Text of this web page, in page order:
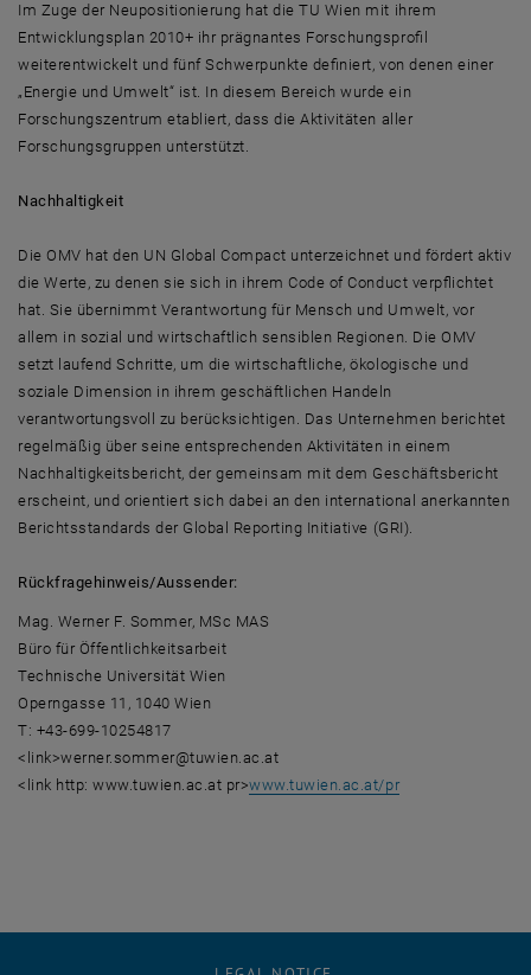
Im Zuge der Neupositionierung hat die TU Wien mit ihrem
Entwicklungsplan 2010+ ihr prägnantes Forschungsprofil
weiterentwickelt und fünf Schwerpunkte definiert, von denen einer
„Energie und Umwelt“ ist. In diesem Bereich wurde ein
Forschungszentrum etabliert, dass die Aktivitäten aller
Forschungsgruppen unterstützt.
Nachhaltigkeit
Die OMV hat den UN Global Compact unterzeichnet und fördert aktiv
die Werte, zu denen sie sich in ihrem Code of Conduct verpflichtet
hat. Sie übernimmt Verantwortung für Mensch und Umwelt, vor
allem in sozial und wirtschaftlich sensiblen Regionen. Die OMV
setzt laufend Schritte, um die wirtschaftliche, ökologische und
soziale Dimension in ihrem geschäftlichen Handeln
verantwortungsvoll zu berücksichtigen. Das Unternehmen berichtet
regelmäßig über seine entsprechenden Aktivitäten in einem
Nachhaltigkeitsbericht, der gemeinsam mit dem Geschäftsbericht
erscheint, und orientiert sich dabei an den international anerkannten
Berichtsstandards der Global Reporting Initiative (GRI).
Rückfragehinweis/Aussender:
Mag. Werner F. Sommer, MSc MAS
Büro für Öffentlichkeitsarbeit
Technische Universität Wien
Operngasse 11, 1040 Wien
T: +43-699-10254817
<link>werner.sommer@tuwien.ac.at
<link http: www.tuwien.ac.at pr>www.tuwien.ac.at/pr